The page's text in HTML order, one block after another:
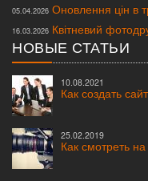
05.04.2026 Оновлення цін в
16.03.2026 Квітневий
НОВЫЕ СТАТЬИ
10.08.2021
Как создать
25.02.2019
Как смотреть